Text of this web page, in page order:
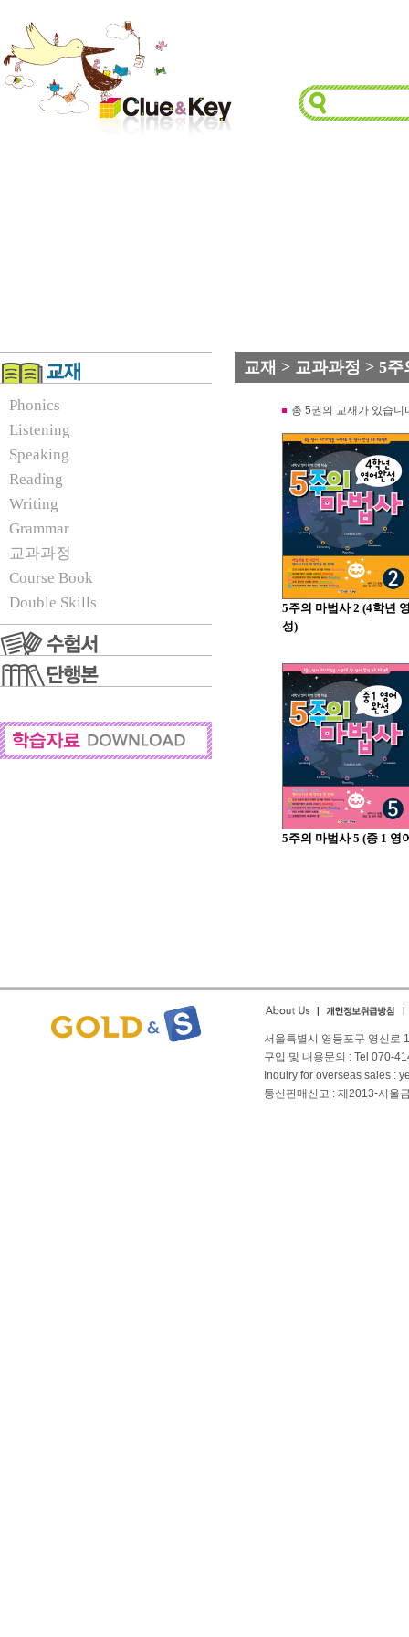
Phonics
Listening
Speaking
Reading
Writing
Grammar
교과과정
Course Book
Double Skills
교재 > 교과과정 > 5주
총 5권의 교재가 있습니
5주의 마법사 2 (4학년
성)
5주의 마법사 5 (중 1 영
서울특별시 영등포구 영신로
구입 및 내용문의 : Tel 070-
Inquiry for overseas sales :
통신판매신고 : 제2013-서울